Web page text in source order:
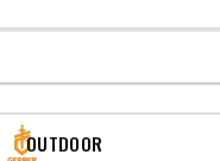
OUTDOOR